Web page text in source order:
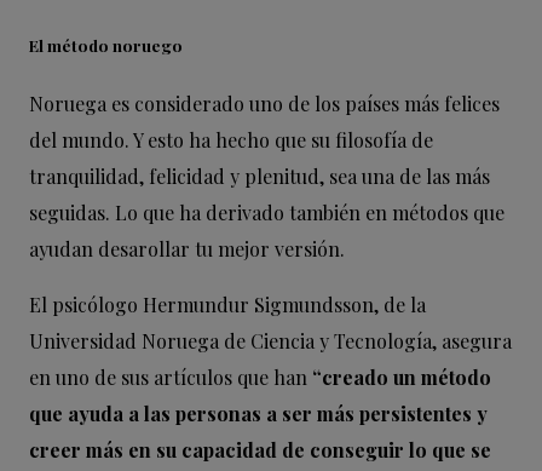
El método noruego
Noruega es considerado uno de los países más felices
del mundo. Y esto ha hecho que su filosofía de
tranquilidad, felicidad y plenitud, sea una de las más
seguidas. Lo que ha derivado también en métodos que
ayudan desarollar tu mejor versión.
El psicólogo Hermundur Sigmundsson, de la
Universidad Noruega de Ciencia y Tecnología, asegura
en uno de sus artículos que han “creado un método
que ayuda a las personas a ser más persistentes y
creer más en su capacidad de conseguir lo que se